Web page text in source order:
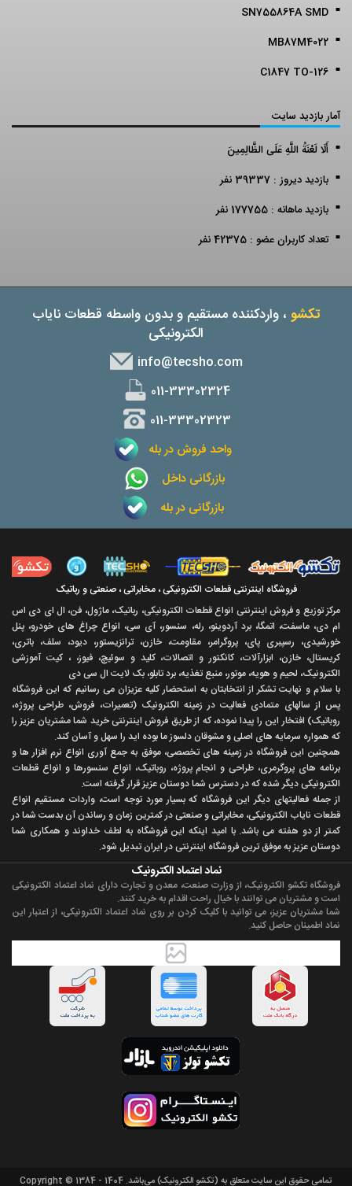
SN755864A SMD
MB87M4022
C1847 TO-126
آمار بازدید سایت
أَلَا لَعْنَةُ اللَّهِ عَلَى الظَّالِمِينَ
بازدید دیروز : 39337 نفر
بازدید ماهانه : 177755 نفر
تعداد کاربران عضو : 42375 نفر
تکشو ، واردکننده مستقیم و بدون واسطه قطعات نایاب
الکترونیکی
info@tecsho.com
011-33302324
011-33302323
واحد فروش در بله
بازرگانی داخل
بازرگانی در بله
فروشگاه اینترنتی قطعات الکترونیکی ، مخابراتی ، صنعتی و رباتیک
مرکز توزیع و فروش اینترنتی انواع قطعات الکترونیکی، رباتیک، ماژول، فن، ال ای دی اس
ام دی، ماسفت، اتمگا، برد آردوینو، رله، سنسور، آی سی، انواع چراغ های خودرو، پنل
خورشیدی، رسپبری پای، پروگرامر، مقاومت، خازن، ترانزیستور، دیود، سلف، باتری،
کریستال، خازن، ابزارآلات، کانکتور و اتصالات، کلید و سوئیچ، فیوز، ، کیت آموزشی
الکترونیک، لحیم و هویه، موتور، منبع تغذیه، برد تابلو، بک لایت ال سی دی
با سلام و نهايت تشکر از انتخابتان به استحضار کليه عزيزان می رسانيم که اين فروشگاه
پس از سالهای متمادی فعاليت در زمينه الکترونيک (تعميرات، فروش، طراحی پروژه،
روباتيک) افتخار اين را پيدا نموده، که از طريق فروش اينترنتی خريد شما مشتريان عزيز را
که همواره سرمايه های اصلی و مشوقان دلسوز ما بوده ايد را سهل و آسان کند.
همچنين اين فروشگاه در زمينه های تخصصی، موفق به جمع آوری انواع نرم افزار ها و
برنامه های پروگرمری، طراحی و انجام پروژه، روباتيک، انواع سنسورها و انواع قطعات
الکترونيکی ديگر شده که در دسترس شما دوستان عزيز قرار گرفته است.
از جمله فعاليتهای ديگر اين فروشگاه که بسيار مورد توجه است، واردات مستقیم انواع
قطعات ناياب الکترونيکی، مخابراتی و صنعتی در کمترين زمان و رساندن آن بدست شما در
کمتر از دو هفته می باشد. با اميد اينکه اين فروشگاه به لطف خداوند و همکاری شما
دوستان عزيز به موفق ترين فروشگاه اینترنتی در ایران تبديل شود.
نماد اعتماد الکترونیک
فروشگاه تکشو الکترونیک، از وزارت صنعت، معدن و تجارت دارای نماد اعتماد الکترونیکی
است و مشتریان می توانند با خیال راحت اقدام به خرید کنند.
شما مشتریان عزیز، می توانید با کلیک کردن بر روی نماد اعتماد الکترونیکی، از اعتبار این
نماد اطمینان حاصل کنید.
تمامی حقوق اين سايت متعلق به (تکشو الکترونیک) می‌باشد. Copyright © 1384 - 1404